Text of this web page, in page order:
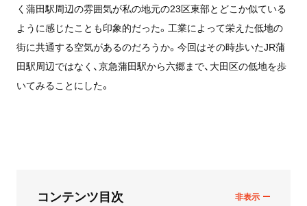
く蒲田駅周辺の雰囲気が私の地元の23区東部とどこか似ている
ように感じたことも印象的だった。工業によって栄えた低地の
街に共通する空気があるのだろうか。今回はその時歩いたJR蒲
田駅周辺ではなく、京急蒲田駅から六郷まで、大田区の低地を歩
いてみることにした。
コンテンツ目次